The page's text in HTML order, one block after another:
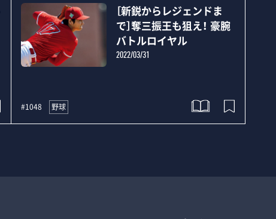
［新鋭からレジェンドま
で］奪三振王も狙え！ 豪腕
バトルロイヤル
2022/03/31
#1048 野球